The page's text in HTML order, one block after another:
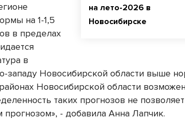
на лето-2026 в
Новосибирске
на 1-1,5
в пределах
в
западу Новосибирской области выше
Новосибирской области
таких прогнозов не позволяет
прогнозом», - добавила Анна Лапчик.